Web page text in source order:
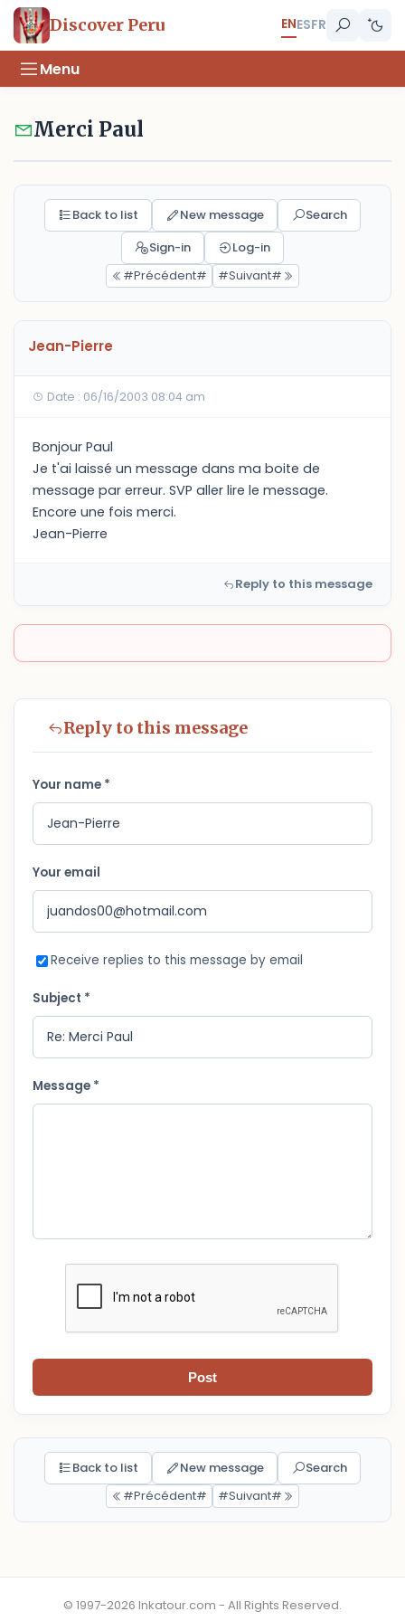
Discover Peru ENESFR
Menu
Merci Paul
Back to list New message
Search
Sign-in
Log-in
#Précédent#
#Suivant#
Jean-Pierre
Date : 06/16/2003 08:04 am
Bonjour Paul
Je t'ai laissé un message dans ma boite de
message par erreur. SVP aller lire le message.
Encore une fois merci.
Jean-Pierre
Reply to this message
Reply to this message
Your name *
Your email
Receive replies to this message by email
Subject *
Message *
Post
Back to list New message
Search
#Précédent#
#Suivant#
© 1997-2026 Inkatour.com - All Rights Reserved.